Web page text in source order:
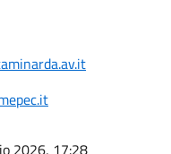
2026, 17:28